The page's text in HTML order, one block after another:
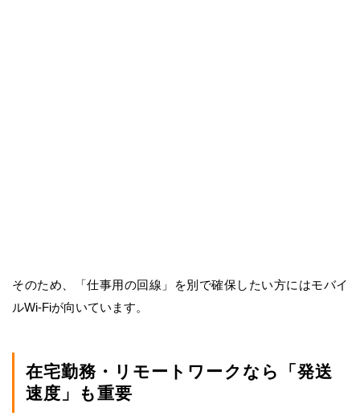
そのため、「仕事用の回線」を別で確保したい方にはモバイ
ルWi-Fiが向いています。
在宅勤務・リモートワークなら「発送
速度」も重要